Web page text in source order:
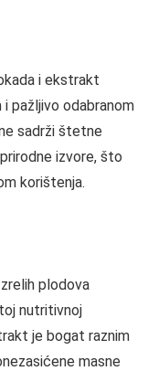
i ekstrakt
pažljivo odabranom
sadrži štetne
izvore, što
korištenja.
plodova
nutritivnoj
je bogat raznim
masne